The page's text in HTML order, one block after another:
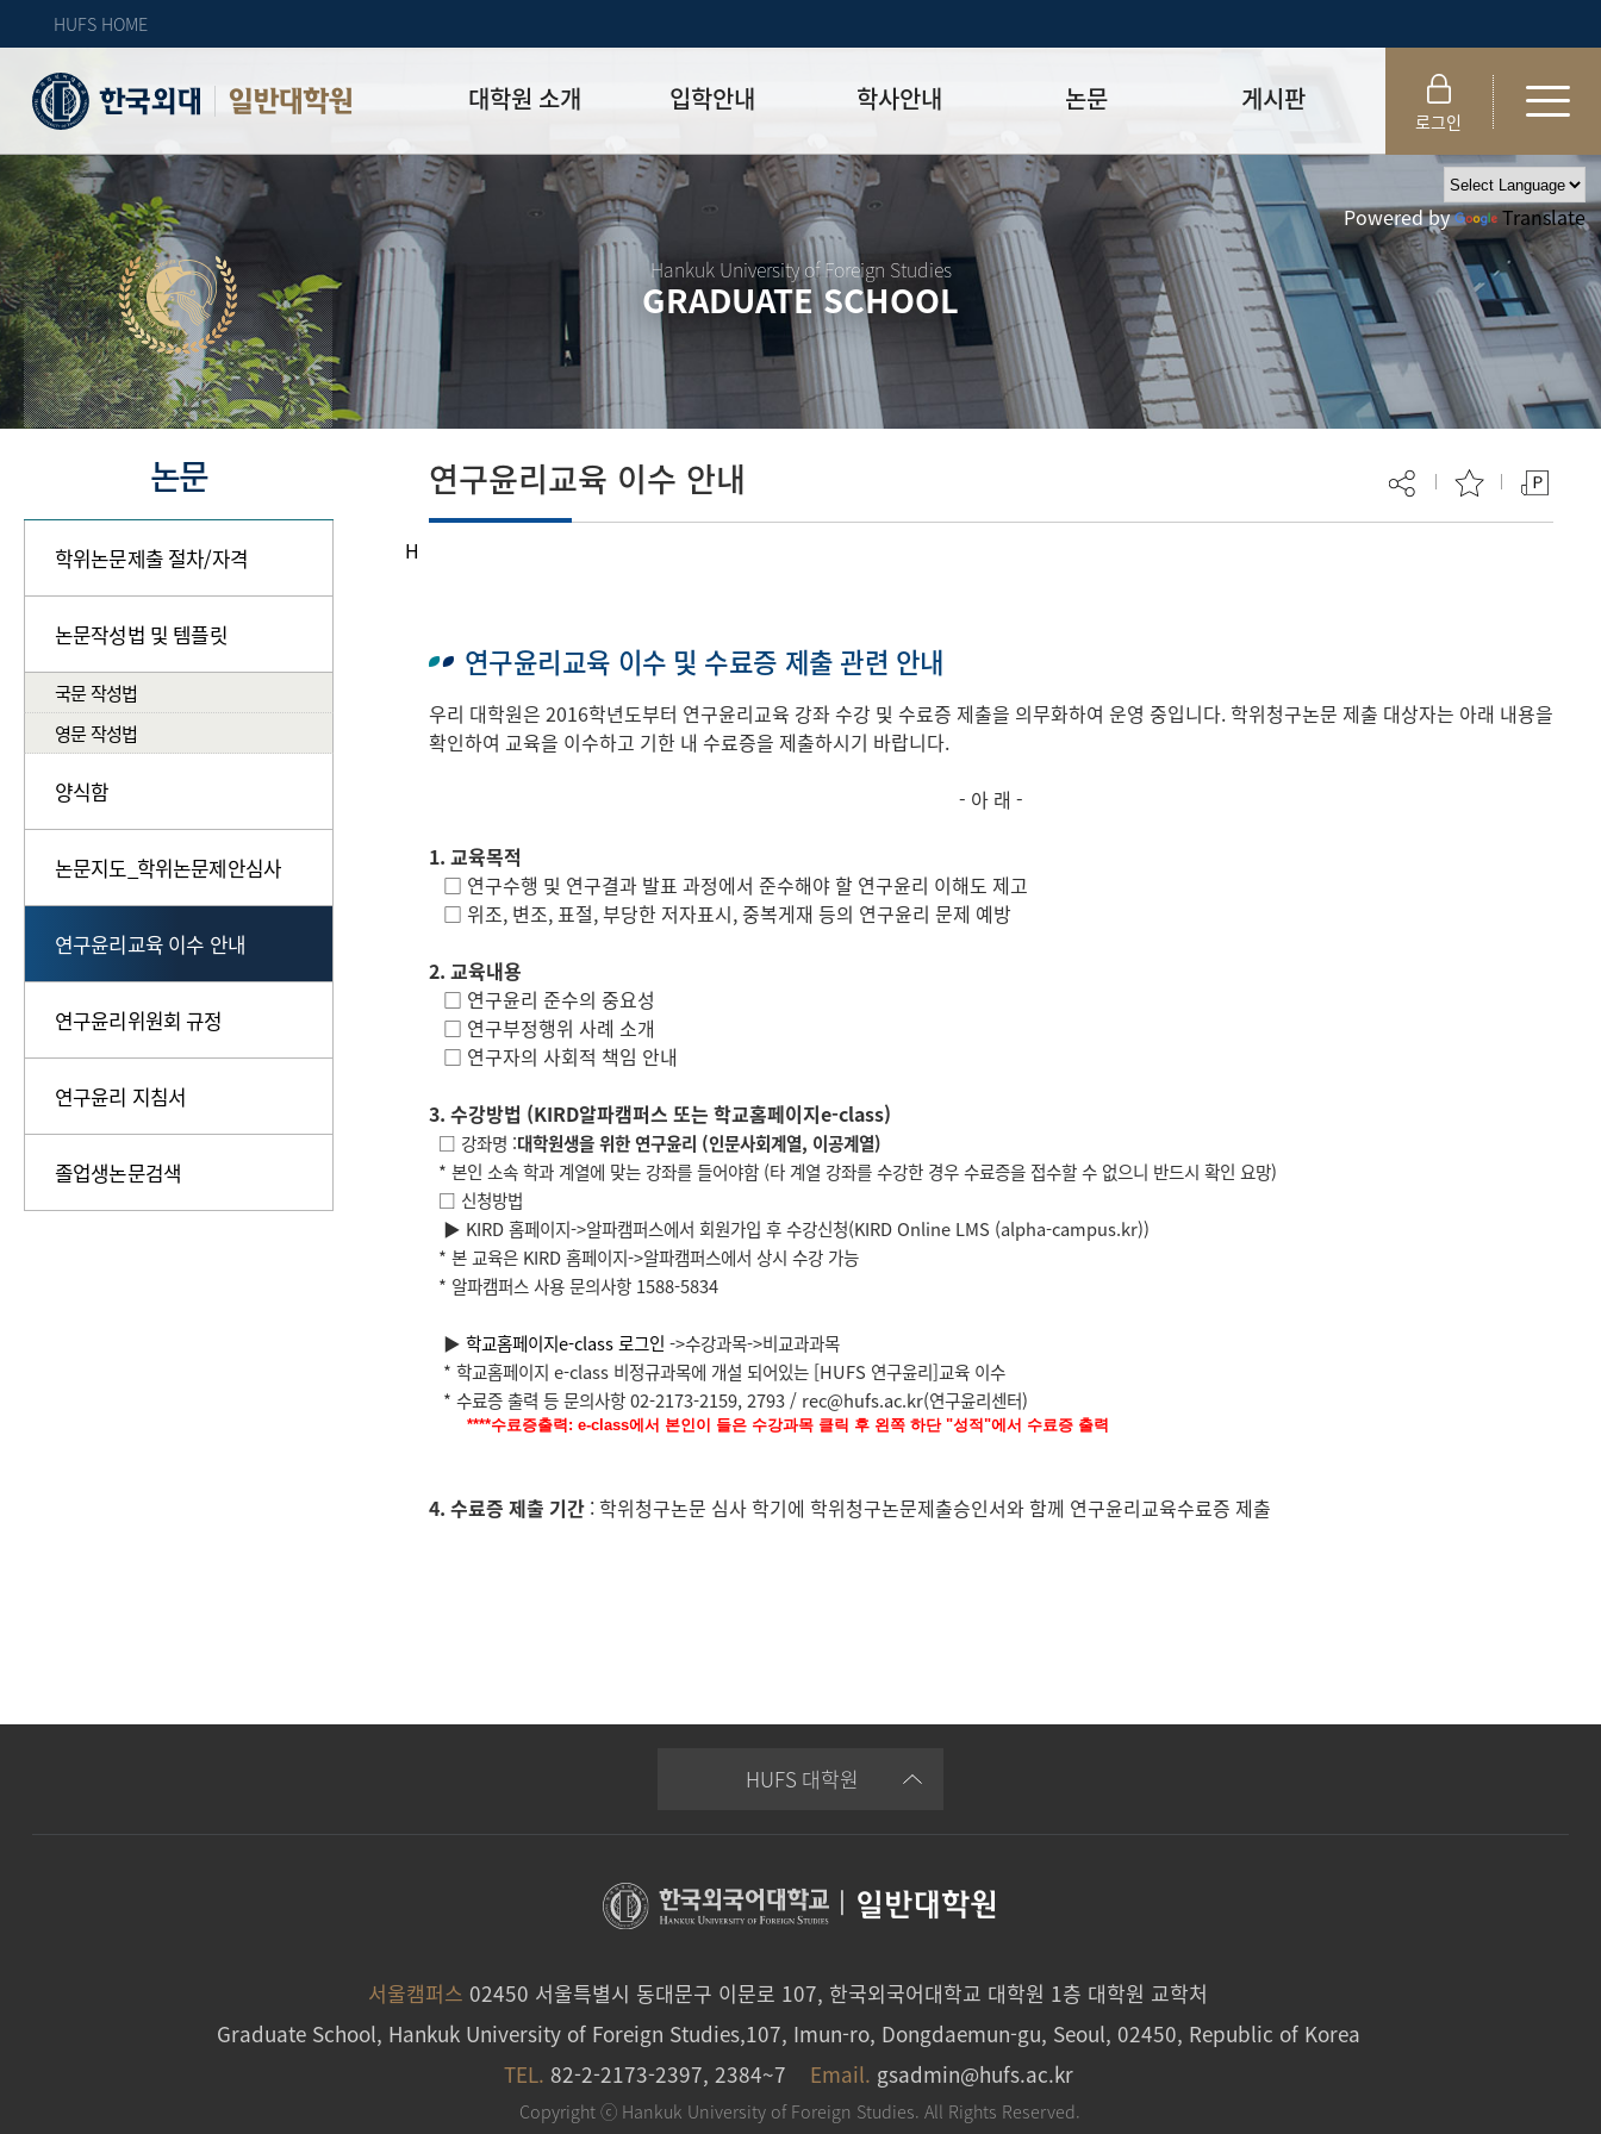
HUFS HOME
일반대학원 대학원 소개
원장인사
연혁
주임교수 연락처
자체 평가
입학안내
모집일정
모집요강
입시 공지사항
학부-대학원 연계과정
석·박사 통합 학위과정
박사후 연구과정
학사안내
학사일정표
강의시간표
수업
학적
장학
외국어시험
종합시험
제 규정
논문
학위논문제출 절차/자격
논문작성법 및 템플릿
양식함
논문지도_
학위논문제안심사
연구윤리교육 이수 안내
연구윤리위원회 규정
연구윤리 지침서
게시판
공지사항
자료실
FAQ
취업·모집 관련 공지
특강·프로그램 관련 공지
대학원생권리장전
대학원 총학생회
외국인 유학생 비자(VISA)
로그인
Hankuk University of Foreign Studies
GRADUATE SCHOOL
Powered by Translate
논문
학위논문제출 절차/자격
논문작성법 및 템플릿
국문 작성법
영문 작성법
양식함
논문지도_학위논문제안심사
연구윤리교육 이수 안내
연구윤리위원회 규정
연구윤리 지침서
졸업생논문검색
H
연구윤리교육 이수 안내
연구윤리교육 이수 및 수료증 제출 관련 안내
우리 대학원은 2016학년도부터 연구윤리교육 강좌 수강 및 수료증 제출을 의무화하여 운영 중입니다. 학위청구논문 제출 대상자는 아래 내용을
확인하여 교육을 이수하고 기한 내 수료증을 제출하시기 바랍니다.
- 아 래 -
1. 교육목적
□ 연구수행 및 연구결과 발표 과정에서 준수해야 할 연구윤리 이해도 제고
□ 위조, 변조, 표절, 부당한 저자표시, 중복게재 등의 연구윤리 문제 예방
2. 교육내용
□ 연구윤리 준수의 중요성
□ 연구부정행위 사례 소개
□ 연구자의 사회적 책임 안내
3. 수강방법 (KIRD알파캠퍼스 또는 학교홈페이지e-class)
□ 강좌명 :대학원생을 위한 연구윤리 (인문사회계열, 이공계열)
* 본인 소속 학과 계열에 맞는 강좌를 들어야함 (타 계열 강좌를 수강한 경우 수료증을 접수할 수 없으니 반드시 확인 요망)
□ 신청방법
▶ KIRD 홈페이지->알파캠퍼스에서 회원가입 후 수강신청(KIRD Online LMS (alpha-campus.kr))
* 본 교육은 KIRD 홈페이지->알파캠퍼스에서 상시 수강 가능
* 알파캠퍼스 사용 문의사항 1588-5834
▶ 학교홈페이지e-class 로그인 ->수강과목->비교과과목
* 학교홈페이지 e-class 비정규과목에 개설 되어있는 [HUFS 연구윤리]교육 이수
* 수료증 출력 등 문의사항 02-2173-2159, 2793 / rec@hufs.ac.kr(연구윤리센터)
****수료증출력: e-class에서 본인이 들은 수강과목 클릭 후 왼쪽 하단 "성적"에서 수료증 출력
4. 수료증 제출 기간: 학위청구논문 심사 학기에 학위청구논문제출승인서와 함께 연구윤리교육수료증 제출
HUFS 대학원
| 일반대학원
서울캠퍼스 02450 서울특별시 동대문구 이문로 107, 한국외국어대학교 대학원 1층 대학원 교학처
Graduate School, Hankuk University of Foreign Studies,107, Imun-ro, Dongdaemun-gu, Seoul, 02450, Republic of Korea
TEL. 82-2-2173-2397, 2384~7 Email. gsadmin@hufs.ac.kr
Copyright ⓒ Hankuk University of Foreign Studies. All Rights Reserved.